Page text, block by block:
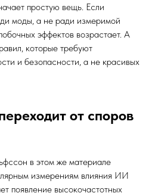
простую вещь. Если
моды, а не ради измеримой
эффектов возрастает. А
которые требуют
и безопасности, а не красивых
от споров
в этом же материале
измерениям влияния ИИ
появление высокочастотных